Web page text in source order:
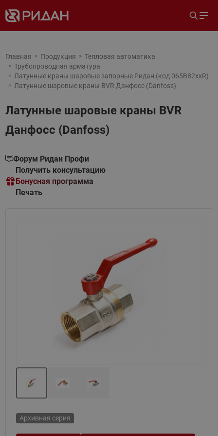
Главная Продукция
Тепловая автоматика
Трубопроводная арматура
Латунные краны шаровые запорные Ридан (код 065B82xxR)
Латунные шаровые краны BVR Данфосс (Danfoss)
Латунные шаровые краны BVR
Данфосс (Danfoss)
Форум Ридан Профи
Получить консультацию
Бонусная программа
Печать
Архивная серия